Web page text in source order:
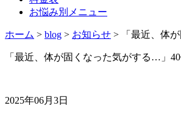
お悩み別メニュー
ホーム > blog > お知らせ > 「最近、体
「最近、体が固くなった気がする…」
2025年06月3日